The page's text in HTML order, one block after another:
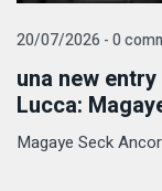
20/07/2026 - 0
una new
Lucca:
Magaye Seck